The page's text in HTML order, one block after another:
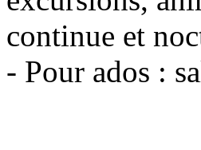
continue et
- Pour ados :